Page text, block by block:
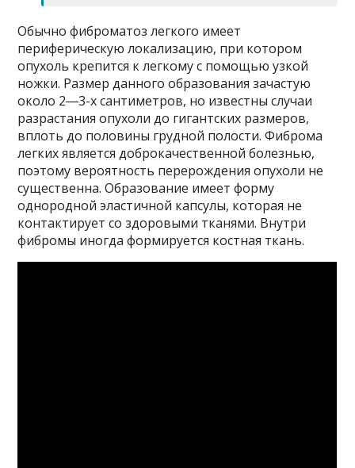
Обычно фиброматоз легкого имеет
периферическую локализацию, при котором
опухоль крепится к легкому с помощью узкой
ножки. Размер данного образования зачастую
около 2―3-х сантиметров, но известны случаи
разрастания опухоли до гигантских размеров,
вплоть до половины грудной полости. Фиброма
легких является доброкачественной болезнью,
поэтому вероятность перерождения опухоли не
существенна. Образование имеет форму
однородной эластичной капсулы, которая не
контактирует со здоровыми тканями. Внутри
фибромы иногда формируется костная ткань.